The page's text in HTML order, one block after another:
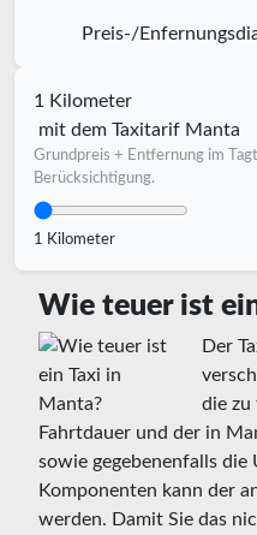
Preis-/
1 Kilometer
mit dem Taxitarif Manta
Grundpreis + Entfernung im
Berücksichtigung.
1 Kilometer
Wie teuer ist
Der
die zu
Fahrtdauer und der in
sowie gegebenenfalls die
Komponenten kann der
werden. Damit Sie das